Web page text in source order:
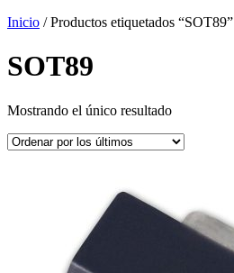
Inicio / Productos etiquetados “SOT89”
SOT89
Mostrando el único resultado